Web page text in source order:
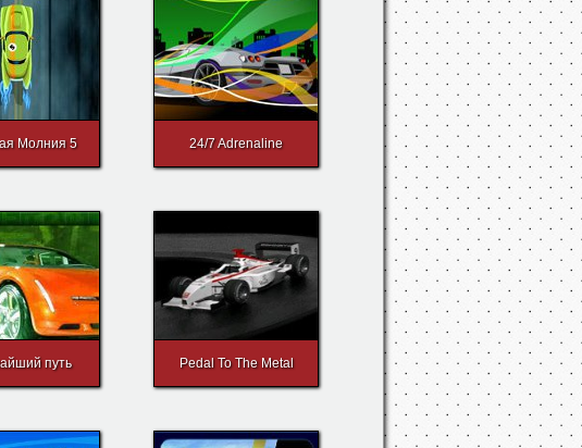
Молния 5 24/7 Adrenaline
путь Pedal To The Metal